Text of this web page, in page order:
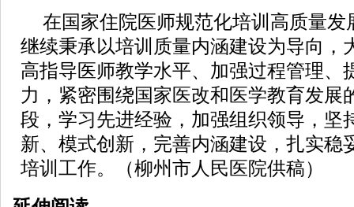
在国家住院医师规范化培训高质量
继续秉承以培训质量内涵建设为导向，
高指导医师教学水平、加强过程管理、
力，紧密围绕国家医改和医学教育发展
段，学习先进经验，加强组织领导，坚
新、模式创新，完善内涵建设，扎实稳
培训工作。（柳州市人民医院供稿）